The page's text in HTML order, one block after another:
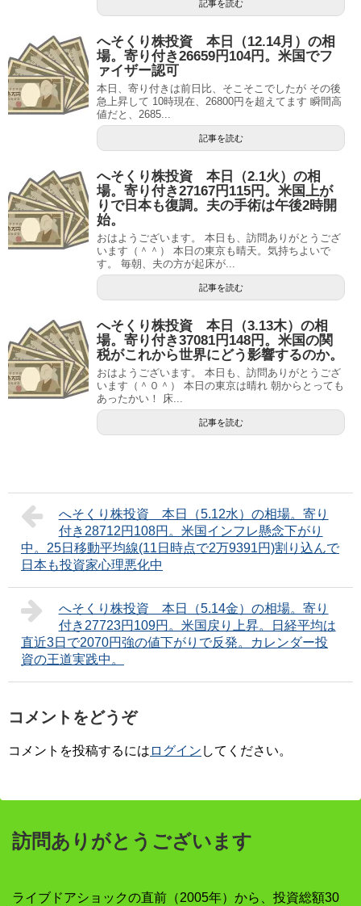
記事を読む
へそくり株投資 本日（12.14月）の相
場。寄り付き26659円104円。米国でフ
ァイザー認可
本日、寄り付きは前日比、そこそこでしたが その後
急上昇して 10時現在、26800円を超えてます 瞬間高
値だと、2685...
記事を読む
へそくり株投資 本日（2.1火）の相
場。寄り付き27167円115円。米国上が
りで日本も復調。夫の手術は午後2時開
始。
おはようございます。 本日も、訪問ありがとうござ
います（＾＾） 本日の東京も晴天。気持ちよいで
す。 毎朝、夫の方が起床が...
記事を読む
へそくり株投資 本日（3.13木）の相
場。寄り付き37081円148円。米国の関
税がこれから世界にどう影響するのか。
おはようございます。 本日も、訪問ありがとうござ
います（＾０＾） 本日の東京は晴れ 朝からとっても
あったかい！ 床...
記事を読む
へそくり株投資 本日（5.12水）の相場。寄り
付き28712円108円。米国インフレ懸念下がり
中。25日移動平均線(11日時点で2万9391円)割り込んで
日本も投資家心理悪化中
へそくり株投資 本日（5.14金）の相場。寄り
付き27723円109円。米国戻り上昇。日経平均は
直近3日で2070円強の値下がりで反発。カレンダー投
資の王道実践中。
コメントをどうぞ
コメントを投稿するには ログイン してください。
訪問ありがとうございます
ライブドアショックの直前（2005年）から、投資総額30